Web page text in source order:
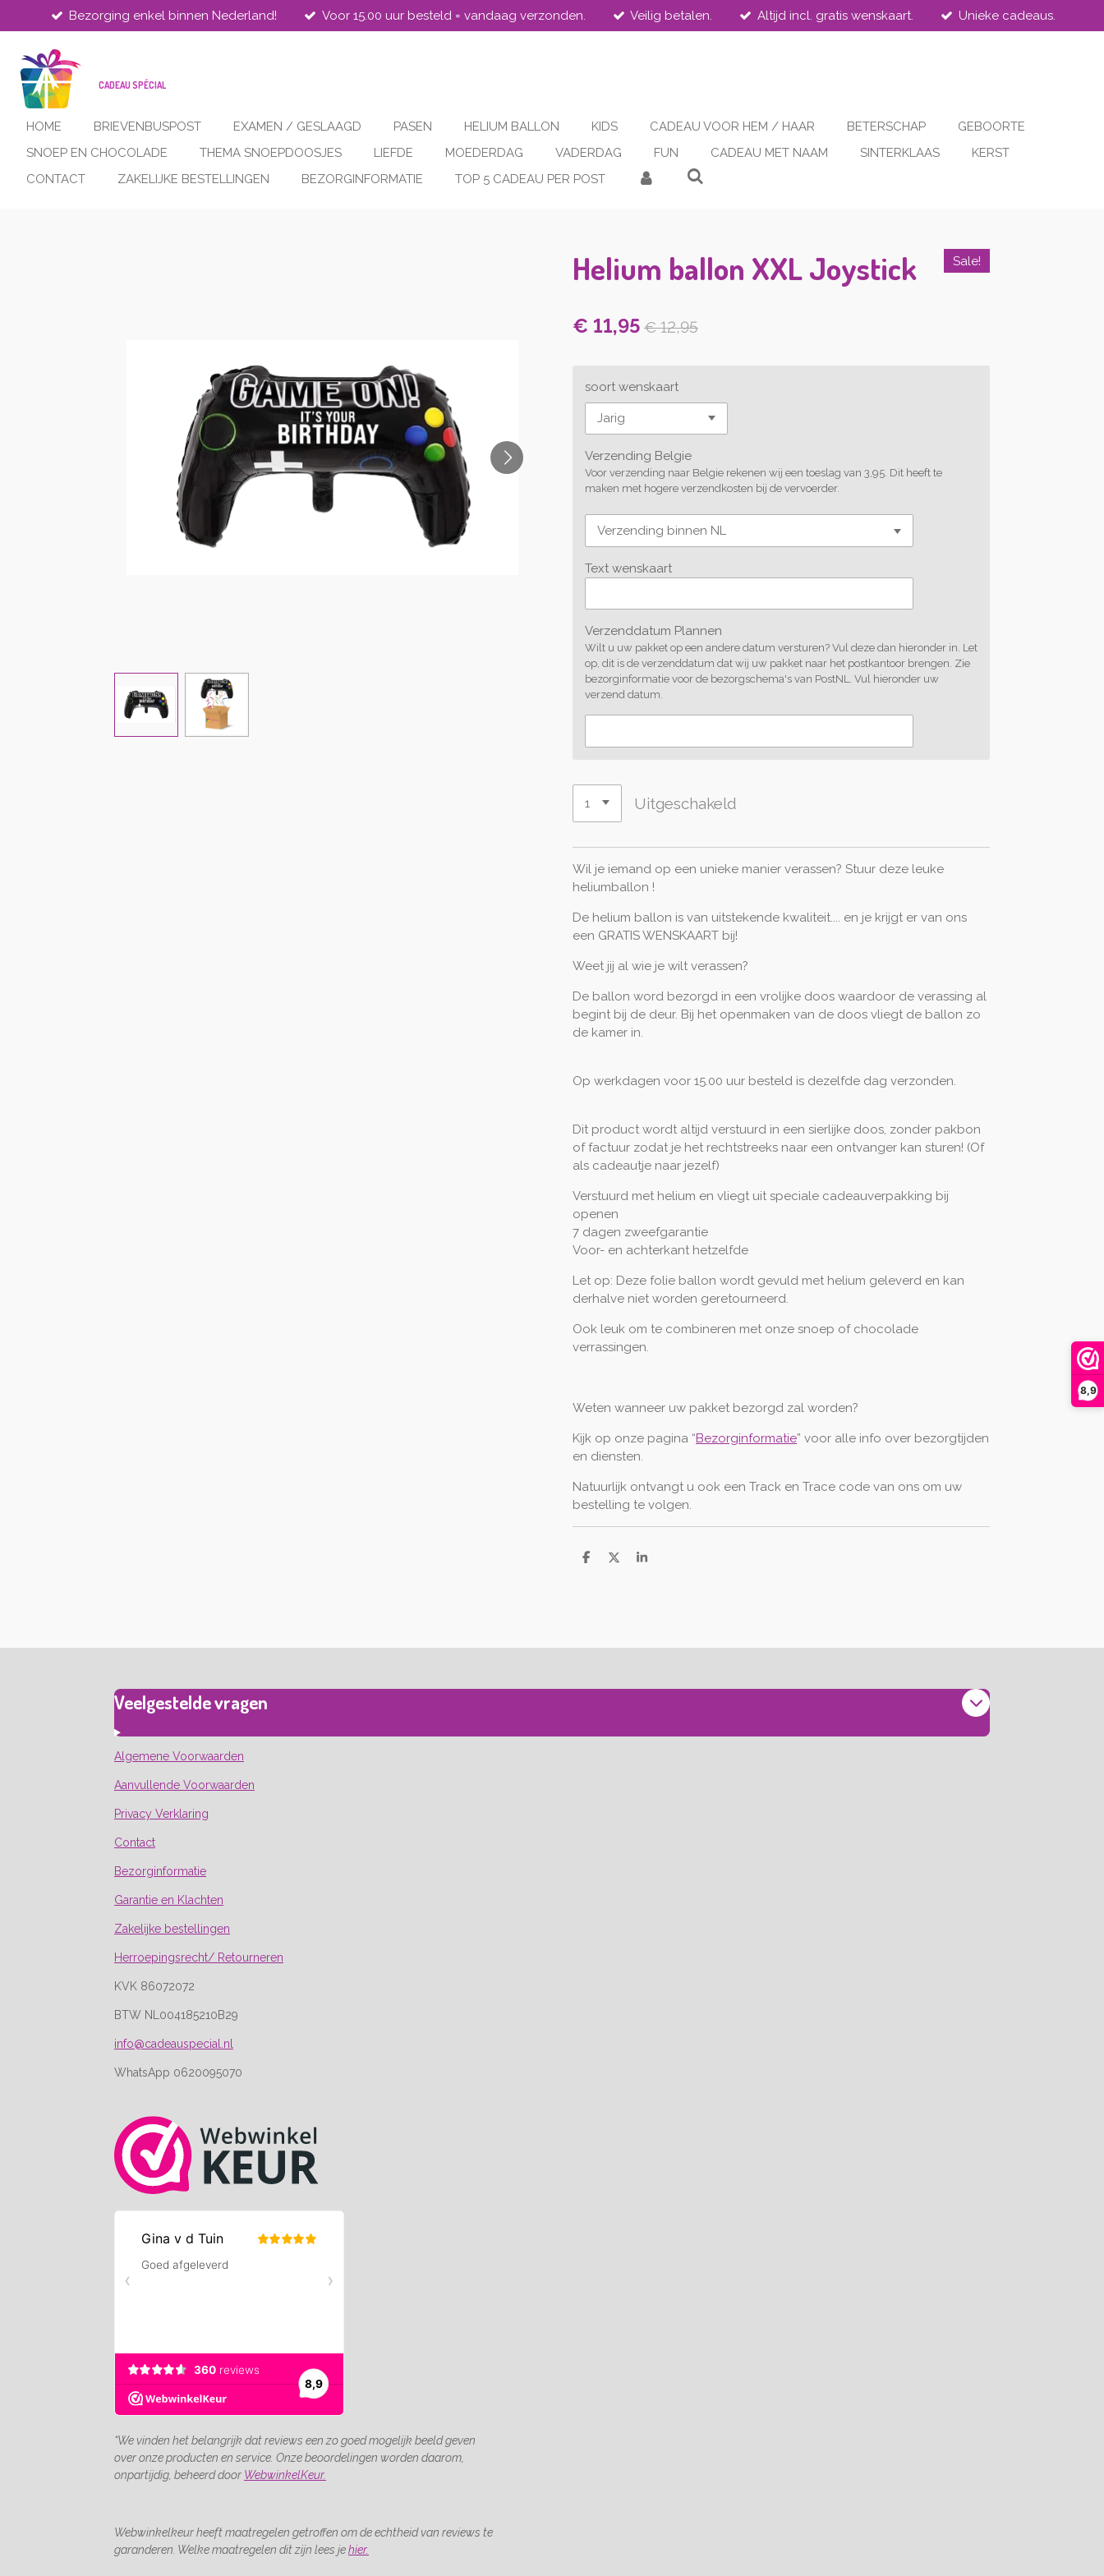
8,9
direct
naar
de
hoofdinhoud
Bezorging enkel binnen Nederland! Voor 15.00 uur besteld = vandaag verzonden. Veilig betalen. Altijd incl. gratis wenskaart. Unieke cadeaus.
CADEAU SPÉCIAL
HOME BRIEVENBUSPOST EXAMEN / GESLAAGD PASEN HELIUM BALLON KIDS CADEAU VOOR HEM / HAAR BETERSCHAP
GEBOORTE
SNOEP EN CHOCOLADE
THEMA SNOEPDOOSJES LIEFDE MOEDERDAG VADERDAG FUN CADEAU MET NAAM SINTERKLAAS
KERST
CONTACT
ZAKELIJKE BESTELLINGEN BEZORGINFORMATIE TOP 5 CADEAU PER POST
Helium ballon XXL Joystick Sale!
€ 11,95 € 12,95
soort wenskaart
Verzending Belgie
Voor verzending naar Belgie rekenen wij een toeslag van 3,95. Dit heeft te
maken met hogere verzendkosten bij de vervoerder.
Text wenskaart
Verzenddatum Plannen
Wilt u uw pakket op een andere datum versturen? Vul deze dan hieronder in. Let
op, dit is de verzenddatum dat wij uw pakket naar het postkantoor brengen. Zie
bezorginformatie voor de bezorgschema's van PostNL. Vul hieronder uw
verzend datum.
Uitgeschakeld
Wil je iemand op een unieke manier verassen? Stuur deze leuke
heliumballon !
De helium ballon is van uitstekende kwaliteit.... en je krijgt er van ons
een GRATIS WENSKAART bij!
Weet jij al wie je wilt verassen?
De ballon word bezorgd in een vrolijke doos waardoor de verassing al
begint bij de deur. Bij het openmaken van de doos vliegt de ballon zo
de kamer in.
Op werkdagen voor 15.00 uur besteld is dezelfde dag verzonden.
Dit product wordt altijd verstuurd in een sierlijke doos, zonder pakbon
of factuur zodat je het rechtstreeks naar een ontvanger kan sturen! (Of
als cadeautje naar jezelf)
Verstuurd met helium en vliegt uit speciale cadeauverpakking bij
openen
7 dagen zweefgarantie
Voor- en achterkant hetzelfde
Let op: Deze folie ballon wordt gevuld met helium geleverd en kan
derhalve niet worden geretourneerd.
Ook leuk om te combineren met onze snoep of chocolade
verrassingen.
Weten wanneer uw pakket bezorgd zal worden?
Kijk op onze pagina “Bezorginformatie” voor alle info over bezorgtijden
en diensten.
Natuurlijk ontvangt u ook een Track en Trace code van ons om uw
bestelling te volgen.
D
D
S
Veelgestelde vragen
Algemene Voorwaarden
Aanvullende Voorwaarden
Privacy Verklaring
Contact
Bezorginformatie
Garantie en Klachten
Zakelijke bestellingen
Herroepingsrecht/ Retourneren
KVK 86072072
BTW NL004185210B29
info@cadeauspecial.nl
WhatsApp 0620095070
“We vinden het belangrijk dat reviews een zo goed mogelijk beeld geven
over onze producten en service. Onze beoordelingen worden daarom,
onpartijdig, beheerd door WebwinkelKeur.
Webwinkelkeur heeft maatregelen getroffen om de echtheid van reviews te
garanderen. Welke maatregelen dit zijn lees jehier.